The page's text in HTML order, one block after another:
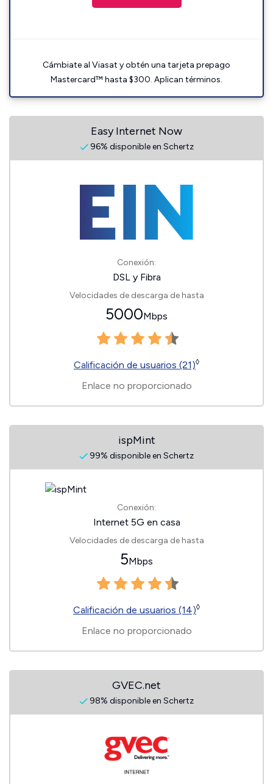
Cámbiate al Viasat y obtén una tarjeta prepago
Mastercard™ hasta $300. Aplican términos.
Easy Internet Now
96% disponible en Schertz
Conexión:
DSL y Fibra
Velocidades de descarga de hasta
5000Mbps
Calificación de usuarios (21)◊
Enlace no proporcionado
ispMint
99% disponible en Schertz
Conexión:
Internet 5G en casa
Velocidades de descarga de hasta
5Mbps
Calificación de usuarios (14)◊
Enlace no proporcionado
GVEC.net
98% disponible en Schertz